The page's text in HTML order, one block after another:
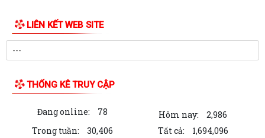
LIÊN KẾT WEB SITE
THỐNG KÊ TRUY CẬP
Đang online: 78 Hôm nay:
2,986
Trong tuần:
30,406 Tất cả: 1,694,096